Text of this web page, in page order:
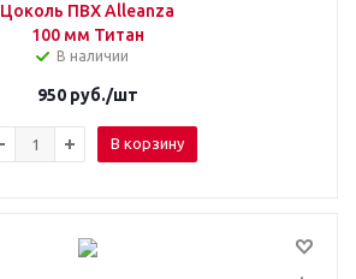
Цоколь ПВХ Alleanza
100 мм Титан
В наличии
950руб./шт
В корзину